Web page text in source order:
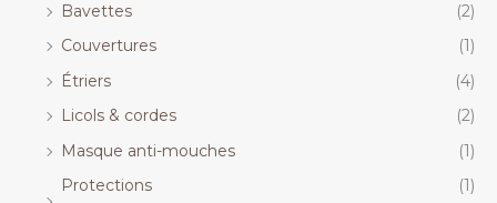
Bavettes
(2)
Couvertures
(1)
Étriers
(4)
Licols & cordes
(2)
Masque anti-mouches
(1)
Protections
(1)